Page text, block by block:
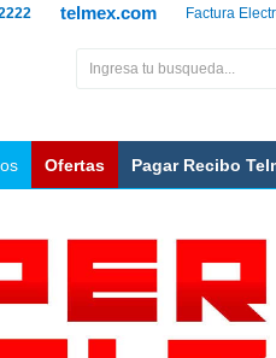
Factura
telmex.com
Ofertas Pagar Recibo